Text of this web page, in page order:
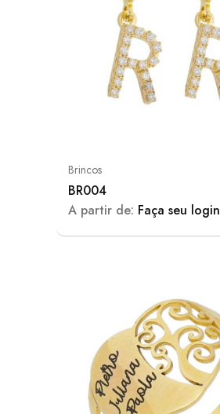
Brincos
BR004
A partir de: Faça seu login